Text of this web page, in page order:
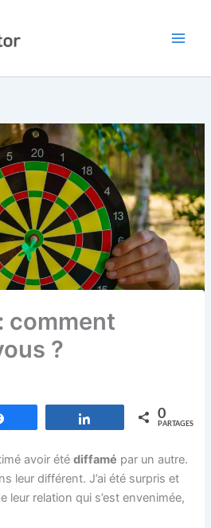
comment
?
Partagez 0
PARTAGES
avoir étédiffamé par un autre.
leur différent. J’ai été surpris et
leur relation qui s’est envenimée,